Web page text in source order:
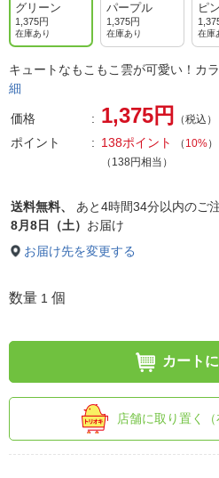
グリーン
1,375円
在庫あり
パープル
1,375円
在庫あり
ピ
在庫
キュートなもこもこ雲が可愛い！
細
価格 1,375円 （税込）
ポイント 138ポイント （ 10%）
（138円相当）
送料無料、 あと4時間34分以内のご
8月8日（土） お届け
お届け先を変更する
数量 1 個
カート
店舗に取り置く（